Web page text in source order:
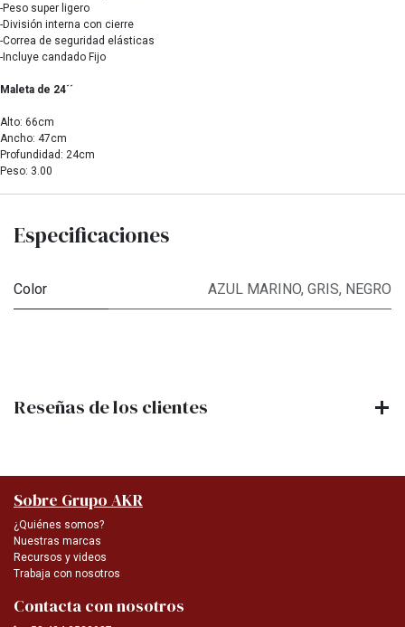
-Peso super ligero
-División interna con cierre
-Correa de seguridad elásticas
-Incluye candado Fijo
Maleta de 24´´
Alto: 66cm
Ancho: 47cm
Profundidad: 24cm
Peso: 3.00
Especificaciones
Color AZUL MARINO, GRIS, NEGRO
Reseñas de los clientes
Sobre Grupo AKR
¿Quiénes somos?
Nuestras marcas
Recursos y videos
Trabaja con nosotros
Contacta con nosotros